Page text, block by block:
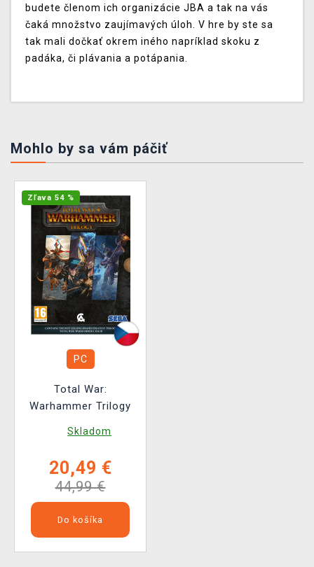
budete členom ich organizácie JBA a tak na vás
čaká množstvo zaujímavých úloh. V hre by ste sa
tak mali dočkať okrem iného napríklad skoku z
padáka, či plávania a potápania.
Mohlo by sa vám páčiť
Zľava 54 %
PC
Total War:
Warhammer Trilogy
Skladom
20,49 €
44,99 €
Do košíka